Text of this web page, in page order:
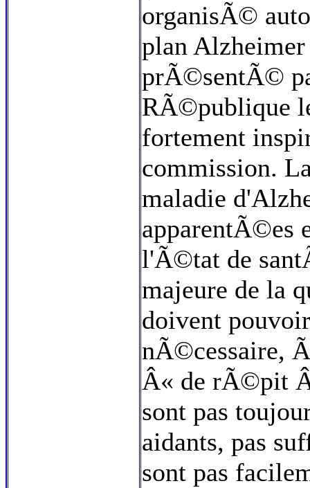
organisÃ©
plan
prÃ©sentÃ©
RÃ©publique
fortement
commission.
maladie
apparentÃ©es
l'Ã©tat de
majeure de la
doivent
nÃ©cessaire,
Â« de rÃ©pit
sont pas
aidants, pas
sont pas